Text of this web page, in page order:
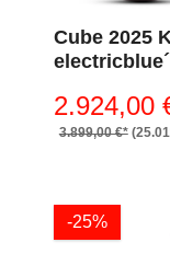
Cube 2025
2.924,00
3.899,00 €*
-25%